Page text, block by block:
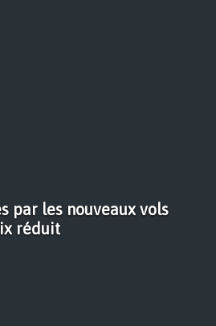
par les nouveaux vols
réduit